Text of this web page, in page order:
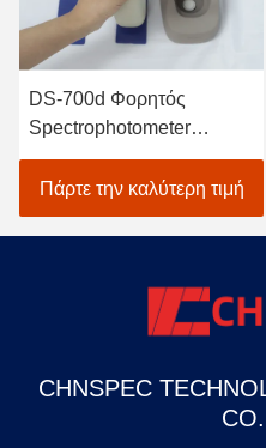
DS-700d Φορητός
Spectrophotometer
Colorimeter ευφυής
αυτόματος υψηλός
συντελεστής ανάκλασης
βαθμολόγησης
Πάρτε την καλύτερη τιμή
CHNSPEC